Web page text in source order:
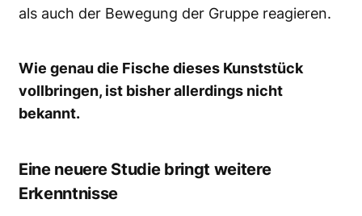
als auch der Bewegung der Gruppe reagieren.
Wie genau die Fische dieses Kunststück
vollbringen, ist bisher allerdings nicht
bekannt.
Eine neuere Studie bringt weitere
Erkenntnisse